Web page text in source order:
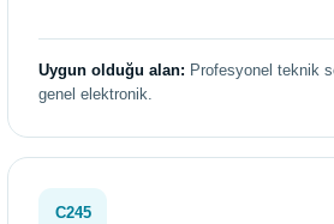
Uygun olduğu alan: Profesyonel teknik
genel elektronik.
C245